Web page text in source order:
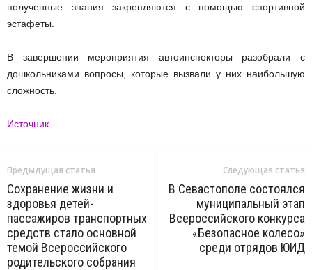
полученные знания закрепляются с помощью спортивной
эстафеты.
В завершении мероприятия автоинспекторы разобрали с
дошкольниками вопросы, которые вызвали у них наибольшую
сложность.
Источник
Предыдущая статья
Сохранение жизни и
здоровья детей-
пассажиров транспортных
средств стало основной
темой Всероссийского
родительского собрания
Следующая статья
В Севастополе состоялся
муниципальный этап
Всероссийского конкурса
«Безопасное колесо»
среди отрядов ЮИД